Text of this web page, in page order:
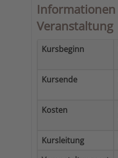
Veranstaltung
Kursbeginn
Kursende
Kosten
Kursleitung